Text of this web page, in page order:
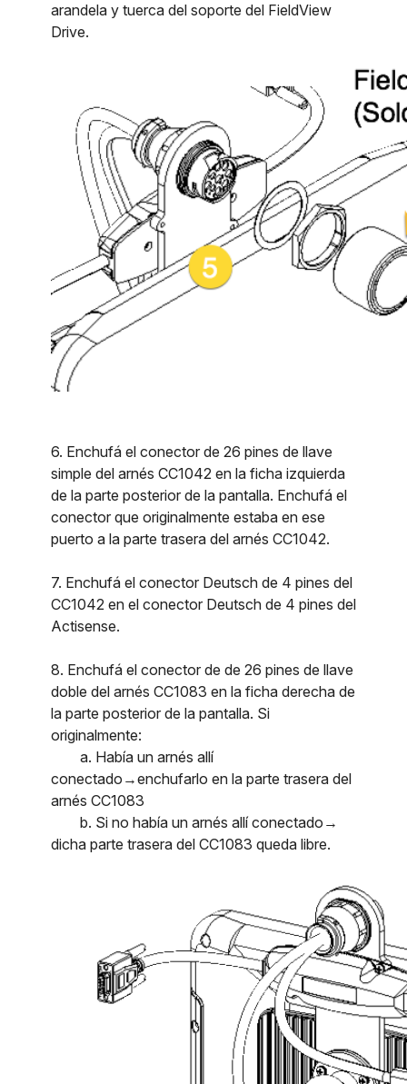
arandela y tuerca del soporte del FieldView
Drive.
6. Enchufá el conector de 26 pines de llave
simple del arnés CC1042 en la ficha izquierda
de la parte posterior de la pantalla. Enchufá el
conector que originalmente estaba en ese
puerto a la parte trasera del arnés CC1042.
7. Enchufá el conector Deutsch de 4 pines del
CC1042 en el conector Deutsch de 4 pines del
Actisense.
8. Enchufá el conector de de 26 pines de llave
doble del arnés CC1083 en la ficha derecha de
la parte posterior de la pantalla. Si
originalmente:
a. Había un arnés allí
conectado→enchufarlo en la parte trasera del
arnés CC1083
b. Si no había un arnés allí conectado→
dicha parte trasera del CC1083 queda libre.